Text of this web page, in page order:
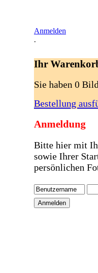
Anmelden
.
Ihr
Sie haben 0
Bestellung
Anmeldung
Bitte hier mit
sowie Ihrer
persönlichen